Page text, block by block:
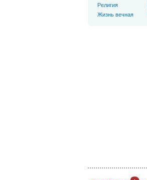
Религия
Жизнь вечная